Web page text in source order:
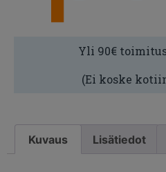
Yli 90€
(Ei koske
Kuvaus Lisätiedot